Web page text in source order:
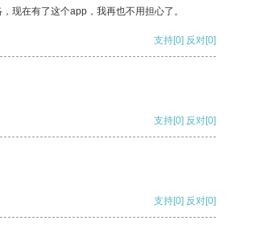
现在有了这个app，我再也不用担心了。
支持[0] 反对[0]
支持[0] 反对[0]
支持[0] 反对[0]